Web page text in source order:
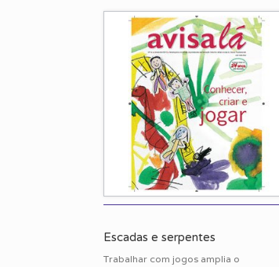
Escadas e serpentes
Trabalhar com jogos amplia o